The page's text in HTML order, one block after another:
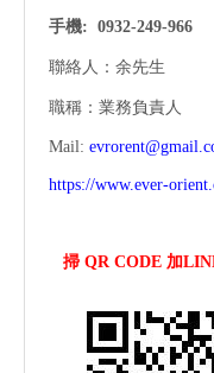
手機: 0932-249-966
聯絡人：余先生
職稱：業務負責人
Mail:
https://www.ever-
掃 QR CODE 加